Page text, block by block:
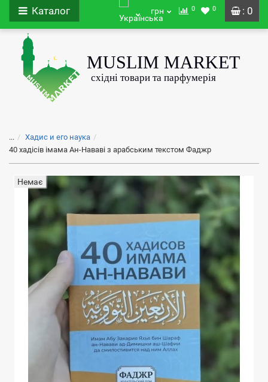
: 0
Каталог грн 0 0
...
Хадис и его наука
40 хадісів імама Ан-Нававі з арабським текстом Фаджр
Немає